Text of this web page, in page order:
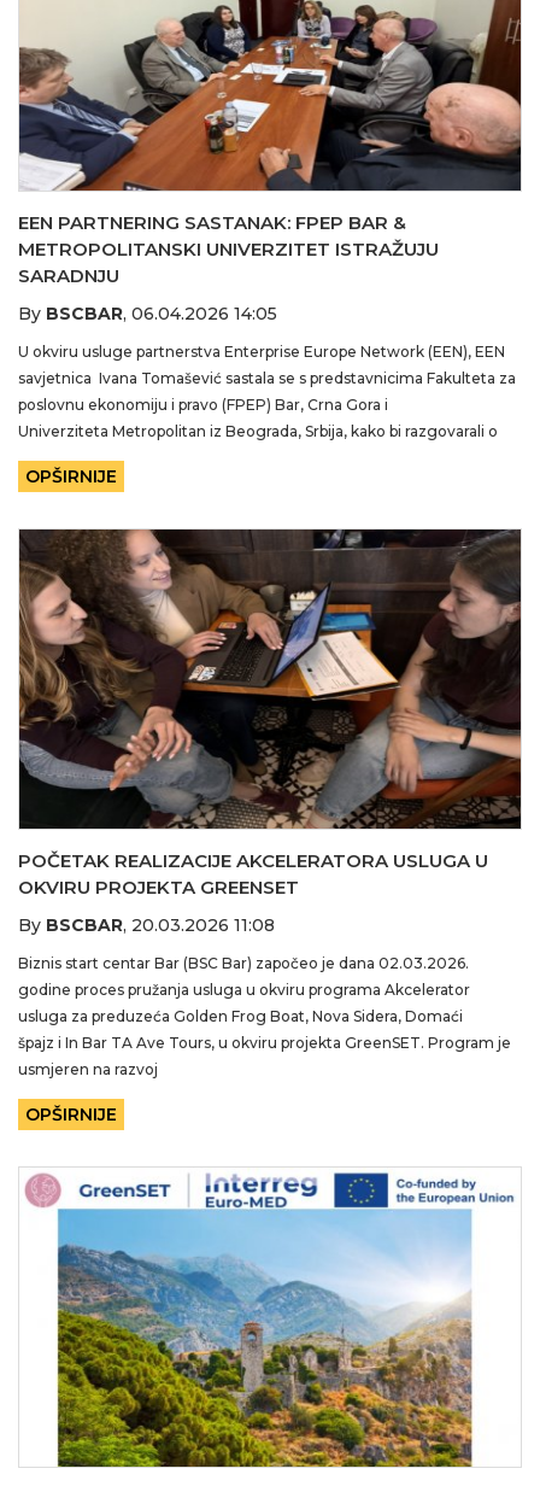
EEN PARTNERING SASTANAK: FPEP BAR &
METROPOLITANSKI UNIVERZITET ISTRAŽUJU
SARADNJU
By BSCBAR, 06.04.2026 14:05
U okviru usluge partnerstva Enterprise Europe Network (EEN), EEN
savjetnica Ivana Tomašević sastala se s predstavnicima Fakulteta za
poslovnu ekonomiju i pravo (FPEP) Bar, Crna Gora i
Univerziteta Metropolitan iz Beograda, Srbija, kako bi razgovarali o
budućim mogućnostima
OPŠIRNIJE
POČETAK REALIZACIJE AKCELERATORA USLUGA U
OKVIRU PROJEKTA GREENSET
By BSCBAR, 20.03.2026 11:08
Biznis start centar Bar (BSC Bar) započeo je dana 02.03.2026.
godine proces pružanja usluga u okviru programa Akcelerator
usluga za preduzeća Golden Frog Boat, Nova Sidera, Domaći
špajz i In Bar TA Ave Tours, u okviru projekta GreenSET. Program je
usmjeren na razvoj
OPŠIRNIJE